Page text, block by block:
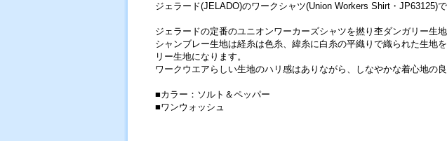
ジェラード(JELADO)のワークシャツ(Union Workers Shirt・JP63125)で
ジェラードの定番のユニオンワーカーズシャツを撚り杢ダンガリー生
シャンブレー生地は経糸は色糸、緯糸に白糸の平織りで織られた生地
リー生地になります。
ワークウエアらしい生地のハリ感はありながら、しなやかな着心地の
■カラー：ソルト＆ペッパー
■ワンウォッシュ